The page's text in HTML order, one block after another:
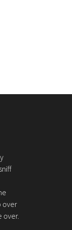
over
over.